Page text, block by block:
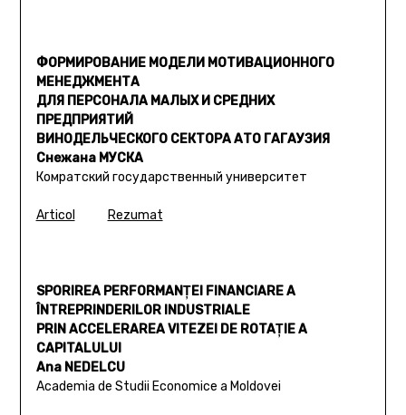
ФОРМИРОВАНИЕ МОДЕЛИ МОТИВАЦИОННОГО
МЕНЕДЖМЕНТА
ДЛЯ ПЕРСОНАЛА МАЛЫХ И СРЕДНИХ
ПРЕДПРИЯТИЙ
ВИНОДЕЛЬЧЕСКОГО СЕКТОРА АТО ГАГАУЗИЯ
Снежана МУСКА
Комратский государственный университет
Articol Rezumat
SPORIREA PERFORMANŢEI FINANCIARE A
ÎNTREPRINDERILOR INDUSTRIALE
PRIN ACCELERAREA VITEZEI DE ROTAŢIE A
CAPITALULUI
Ana NEDELCU
Academia de Studii Economice a Moldovei